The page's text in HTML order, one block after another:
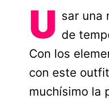
U sar una
de
Con los
con este
muchísimo la